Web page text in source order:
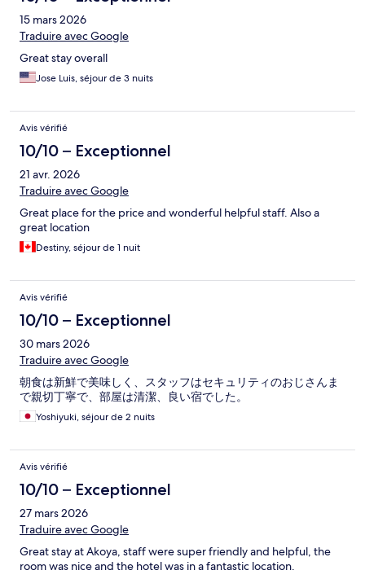
15 mars 2026
Traduire avec Google
Great stay overall
Jose Luis, séjour de 3 nuits
Avis vérifié
10/10 – Exceptionnel
21 avr. 2026
Traduire avec Google
Great place for the price and wonderful helpful staff. Also a
great location
Destiny, séjour de 1 nuit
Avis vérifié
10/10 – Exceptionnel
30 mars 2026
Traduire avec Google
朝食は新鮮で美味しく、スタッフはセキュリティのおじさんま
で親切丁寧で、部屋は清潔、良い宿でした。
Yoshiyuki, séjour de 2 nuits
Avis vérifié
10/10 – Exceptionnel
27 mars 2026
Traduire avec Google
Great stay at Akoya, staff were super friendly and helpful, the
room was nice and the hotel was in a fantastic location.